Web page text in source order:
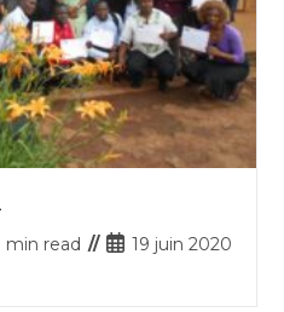
min read
Publication
19 juin 2020